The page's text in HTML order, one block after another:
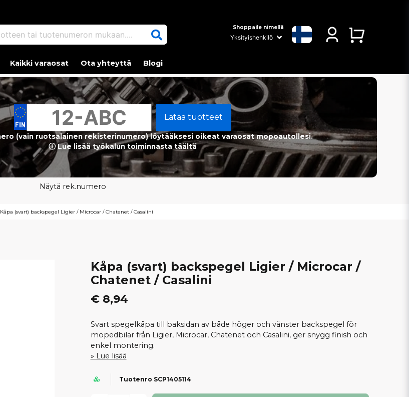
tai tuotenumeron mukaan.... Shoppaile nimellä
Kaikki varaosat Ota yhteyttä Blogi
Lataa tuotteet
(vain ruotsalainen rekisterinumero) löytääksesi oikeat varaosat mopoautollesi.
ⓘ Lue lisää työkalun toiminnasta täältä
Näytä rek.numero
Kåpa (svart) backspegel Ligier / Microcar / Chatenet / Casalini
Kåpa (svart) backspegel Ligier / Microcar /
Chatenet / Casalini
€ 8,94
Svart spegelkåpa till baksidan av både höger och vänster backspegel för
mopedbilar från Ligier, Microcar, Chatenet och Casalini, ger snygg finish och
enkel montering.
Lue lisää
Tuotenro SCP1405114